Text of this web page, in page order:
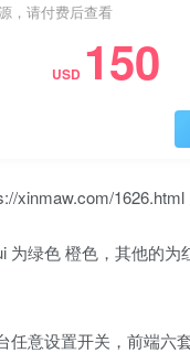
，请付费后查看
USD 150
xinmaw.com/1626.html
为绿色 橙色，其他的为
任意设置开关，前端六